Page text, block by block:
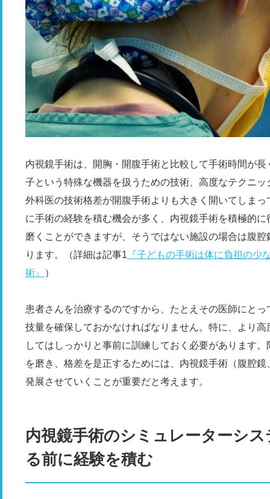
内視鏡手術は、開胸・開腹手術と比較して手術時間が
子という特殊な機器を扱うための技術、高度なテクニ
外科医の技術格差が開腹手術よりも大きく開いてしま
に手術の経験を積む機会が多く、内視鏡手術を積極的
磨くことができますが、そうではない施設の場合は腹
ります。（詳細は記事1 『子どもの手術は体に負担の
術』
）
患者さんを治療するのですから、たとえその医師にと
技量を確保しておかなければなりません。特に、より
してはしっかりと事前に訓練しておく必要があります
を磨き、格差を是正するためには、内視鏡手術（腹腔
発展させていくことが重要だと考えます。
内視鏡手術のシミュレーターシ
る前に経験を積む